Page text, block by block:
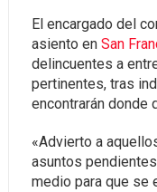
El encargado del
asiento en San
delincuentes a
pertinentes, tras
encontrarán donde
«Advierto a
asuntos
medio para que se